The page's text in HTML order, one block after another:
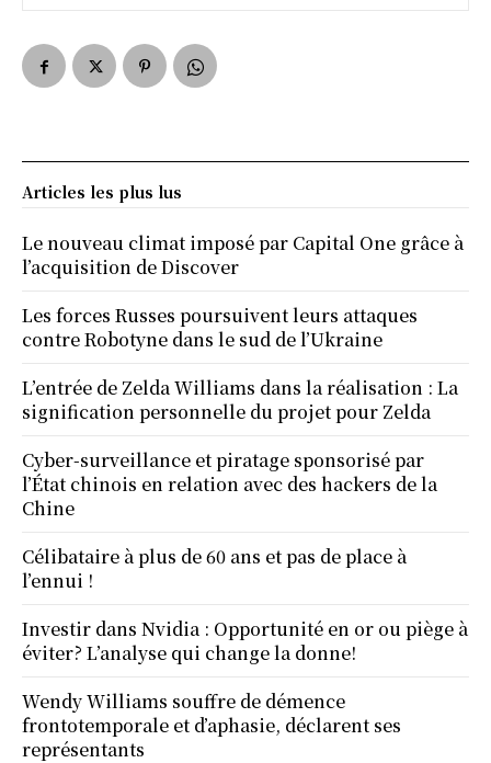
Articles les plus lus
Le nouveau climat imposé par Capital One grâce à
l’acquisition de Discover
Les forces Russes poursuivent leurs attaques
contre Robotyne dans le sud de l’Ukraine
L’entrée de Zelda Williams dans la réalisation : La
signification personnelle du projet pour Zelda
Cyber-surveillance et piratage sponsorisé par
l’État chinois en relation avec des hackers de la
Chine
Célibataire à plus de 60 ans et pas de place à
l’ennui !
Investir dans Nvidia : Opportunité en or ou piège à
éviter? L’analyse qui change la donne!
Wendy Williams souffre de démence
frontotemporale et d’aphasie, déclarent ses
représentants